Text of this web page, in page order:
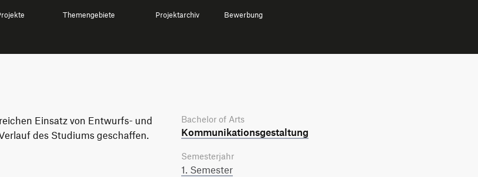
Themengebiete Projektarchiv Bewerbung
Einsatz von Entwurfs- und
des Studiums geschaffen.
Bachelor of Arts
Kommunikations­gestaltung
Semesterjahr
1. Semester